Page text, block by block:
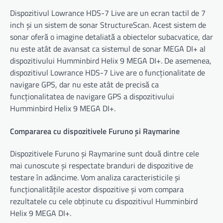
Dispozitivul Lowrance HDS-7 Live are un ecran tactil de 7
inch și un sistem de sonar StructureScan. Acest sistem de
sonar oferă o imagine detaliată a obiectelor subacvatice, dar
nu este atât de avansat ca sistemul de sonar MEGA DI+ al
dispozitivului Humminbird Helix 9 MEGA DI+. De asemenea,
dispozitivul Lowrance HDS-7 Live are o funcționalitate de
navigare GPS, dar nu este atât de precisă ca
funcționalitatea de navigare GPS a dispozitivului
Humminbird Helix 9 MEGA DI+.
Compararea cu dispozitivele Furuno și Raymarine
Dispozitivele Furuno și Raymarine sunt două dintre cele
mai cunoscute și respectate branduri de dispozitive de
testare în adâncime. Vom analiza caracteristicile și
funcționalitățile acestor dispozitive și vom compara
rezultatele cu cele obținute cu dispozitivul Humminbird
Helix 9 MEGA DI+.